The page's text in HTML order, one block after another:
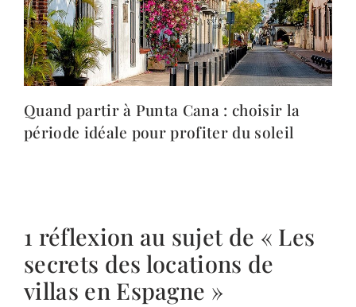
Quand partir à Punta Cana : choisir la
période idéale pour profiter du soleil
1 réflexion au sujet de « Les
secrets des locations de
villas en Espagne »